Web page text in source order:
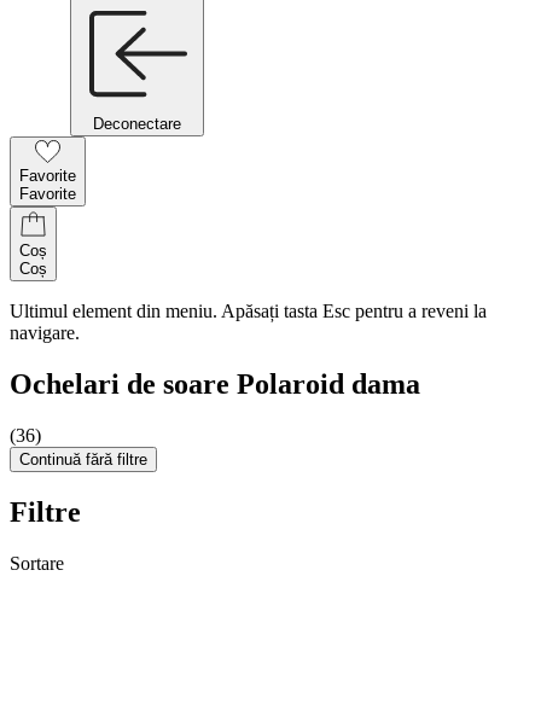
Deconectare
Favorite
Favorite
Coș
Coș
Ultimul element din meniu. Apăsați tasta Esc pentru a reveni la
navigare.
Ochelari de soare Polaroid dama
(36)
Continuă fără filtre
Filtre
Sortare